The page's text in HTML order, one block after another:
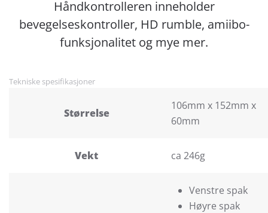
Håndkontrolleren inneholder
bevegelseskontroller, HD rumble, amiibo-
funksjonalitet og mye mer.
Tekniske spesifikasjoner
Størrelse
106mm x 152mm x
60mm
Vekt ca 246g
Venstre spak
Høyre spak